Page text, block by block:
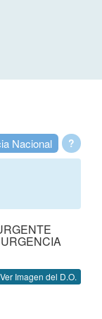
?
Nacional
Ver Imagen del D.O.